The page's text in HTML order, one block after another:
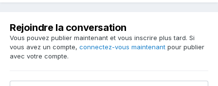
Rejoindre la conversation
Vous pouvez publier maintenant et vous inscrire plus tard. Si
vous avez un compte, connectez-vous maintenant pour publier
avec votre compte.